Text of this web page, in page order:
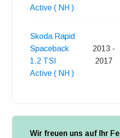
Active ( NH )
Skoda Rapid
Spaceback
1.2 TSI
Active ( NH )
2013 -
2017
Wir freuen uns auf Ihr